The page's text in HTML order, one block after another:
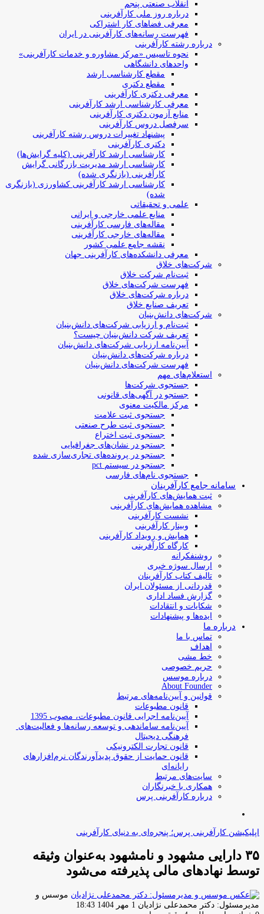
انقلاب صنعتی پنجم
درباره روز ملی کارآفرینی
معرفی فضاهای کار اشتراکی
فهرست رسانه‌های کارآفرینی در ایران
درباره رشته کارآفرینی
نحوه تاسیس «مرکز مشاوره و خدمات کارآفرینی»
واحدهای دانشگاهی
مقطع کارشناسی ارشد
مقطع دکتری
معرفی دکتری کارآفرینی
معرفی کارشناسی ارشد کارآفرینی
منابع آزمون دکتری کارآفرینی
سرفصل دروس کارآفرینی
پیشنهاد تغییرات دروس رشته کارآفرینی
دکتری کارآفرینی
کارشناسی ارشد کارآفرینی (کلیه گرایش‌ها)
کارشناسی ارشد مدیریت بازرگانی گرایش
کارآفرینی (بازنگری شده)
کارشناسی ارشد کارآفرینی کشاورزی (بازنگری
شده)
علمی و تحقیقاتی
منابع علمی خارجی و ایرانی
مقاله‌های فارسی کارآفرینی
مقاله‌های خارجی کارآفرینی
نقشه جامع علمی کشور
معرفی دانشکده‌های کارآفرینی جهان
شرکت‌های خلاق
ثبت‌نام شرکت خلاق
فهرست شرکت‌های خلاق
درباره شرکت‌های خلاق
تعریف صنایع خلاق
شرکت‌های دانش‌بنیان
ثبت‌نام و ارزیابی شرکت‌های دانش‌بنیان
تعریف شرکت دانش‌بنیان چیست؟
آیین‌نامه ارزیابی شرکت‌های دانش‌بنیان
درباره شرکت‌های دانش‌بنیان
فهرست شرکت‌های دانش‌بنیان
استعلام‌های مهم
جستجوی شرکت‌ها
جستجو در آگهی‌های قانونی
مرکز مالکیت معنوی
جستجوی ثبت علامت
جستجوی ثبت طرح صنعتی
جستجوی ثبت اختراع
جستجو در نشان‌های جغرافیایی
جستجو در پرونده‌های تجاری‌سازی شده
جستجو در سیستم pct
جستجوی نام‌های فارسی
سامانه جامع کارآفرینان
ثبت همایش‌های کارآفرینی
مشاهده همایش‌های کارآفرینی
نشست کارآفرینی
وبینار کارآفرینی
همایش و رویداد کارآفرینی
کارگاه کارآفرینی
روشنفکرانه
ارسال سوژه‌ خبری
تالیف کتاب کارآفرینان
قدردانی از مسئولان ایران
گزارش فساد اداری
شکایات و انتقادات
ایده‌ها و پیشنهادات
درباره ما
تماس با ما
اهداف
خط مشی
حریم خصوصی
درباره موسس
About Founder
قوانین و آیین‌نامه‌های مرتبط
‌قانون مطبوعات
آیین‌نامه اجرایی قانون مطبوعات، مصوب 1395
آیین‌نامه سامان­دهی و توسعه رسانه­‌ها و فعالیت‌­های
فرهنگی دیجیتال
قانون تجارت الکترونیکی
قانون حمایت از حقوق پدیدآورندگان نرم‌افزارهای
رایانه‌ای
سایت‌های مرتبط
همکاری با خبرنگاران
درباره کارآفرینی پرس
اپلیکیشن کارآفرینی پرس؛ پنجره‌ای به دنیای کارآفرینی
۳۵ دارایی‌ مشهود و نامشهود به‌عنوان وثیقه
توسط نهادهای مالی پذیرفته می‌شود
موسس و
مدیرمسئول: دکتر محمدعلی نژادیان ارسال1 مهر 1404 18:43